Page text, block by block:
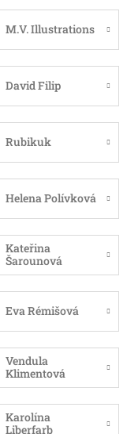
M.V. Illustrations
David Filip
Rubikuk
Helena Polívková
Kateřina
Šarounová
Eva Rémišová
Vendula
Klimentová
Karolína
Liberfarb